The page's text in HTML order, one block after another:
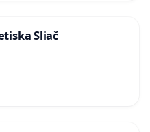
Sliač